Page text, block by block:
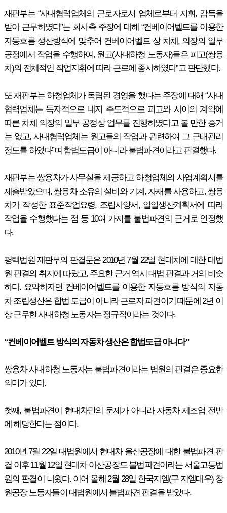
재판부는 “사내협력업체의 근로자로서 업체로부터 지휘, 감독을
받아 근무하였다”는 회사측 주장에 대해 “컨베이어벨트를 이용한
자동흐름 생산방식에 맞추어 컨베이어벨트 상 차체, 의장의 일부
공정에서 작업을 수행하여, 원고(사내하청 노동자)들은 피고(쌍용
차)의 전체적인 작업지휘에 따라 근로에 종사하였다”고 판단했다.
또 재판부는 하청업체가 독립된 경영을 했다는 주장에 대해 “사내
협력업체는 독자적으로 내지 주도적으로 피고와 사이의 계약에
따른 차체 의장의 일부 공정상 업무를 진행하였다고 볼 만한 증거
는 없고, 사내협력업체는 원고들의 작업과 관련하여 그 근태관리
정도를 하였다”며 합법도급이 아니라 불법파견이라고 판결했다.
재판부는 쌍용차가 사무실을 제공하고 하청업체의 사업계획서를
제출받았으며, 쌍용차 소유의 설비와 기계, 자재를 사용하고, 쌍용
차가 작성한 표준작업요령, 조립사양서, 일일생산계획서에 따라
작업을 수행했다는 점 등 10여 가지를 불법파견의 근거로 인정했
다.
평택법원 재판부의 판결문은 2010년 7월 22일 현대차에 대한 대법
원 판결의 취지에 따랐고, 주요한 근거 역시 대법 판결과 거의 비슷
하다. 요약하자면 컨베이어벨트를 이용한 자동흐름 방식의 자동
차 조립생산은 합법 도급이 아니라 근로자 파견이기 때문에 2년 이
상 근무한 사내하청 노동자는 정규직이라는 것이다.
“컨베이어벨트 방식의 자동차 생산은 합법도급 아니다”
쌍용차 사내하청 노동자는 불법파견이라는 법원의 판결은 중요한
의미가 있다.
첫째, 불법파견이 현대차만의 문제가 아니라 자동차 제조업 전반
에 해당한다는 점이다.
2010년 7월 22일 대법원에서 현대차 울산공장에 대한 불법파견 판
결 이후 11월 12일 현대차 아산공장도 불법파견이라는 서울고등법
원의 판결이 나왔다. 이어 올해 2월 28일 한국지엠(구 지엠대우) 창
원공장 노동자들이 대법원에서 불법파견 판결을 받았다.